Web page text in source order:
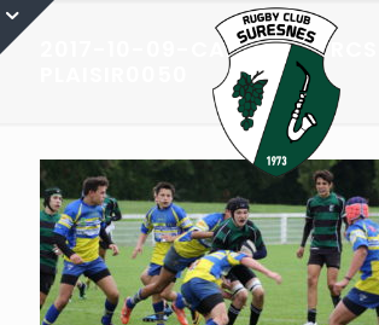
2017-10-09-CADETS-A-RCS-